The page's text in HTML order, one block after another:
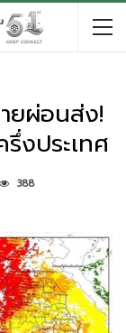
ยผ่อนส่ง!
งประเทศ
388